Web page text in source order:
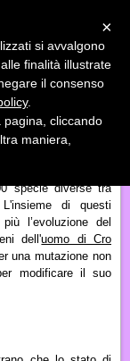
« »
di cellule umane e
specie diverse tra
di questi
l’evoluzione del
dell'uomo di Cro
una mutazione non
modificare il suo
×
si avvalgono
finalità illustrate
il consenso
.
cliccando
maniera,